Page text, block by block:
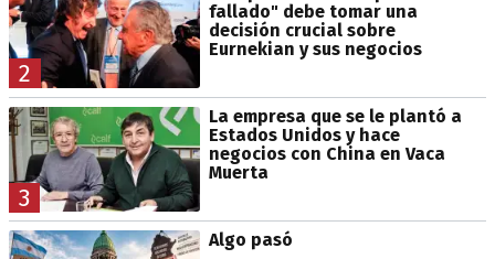
2
fallado" debe tomar una
decisión crucial sobre
Eurnekian y sus negocios
3
La empresa que se le plantó a
Estados Unidos y hace
negocios con China en Vaca
Muerta
Algo pasó